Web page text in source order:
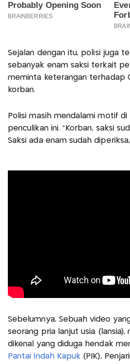
Sejalan dengan itu, polisi juga
sebanyak enam saksi terkait
meminta keterangan terhadap
korban.
Polisi masih mendalami motif
penculikan ini. "Korban, saksi
Saksi ada enam sudah
Sebelumnya, Sebuah video
seorang pria lanjut usia
dikenal yang diduga hendak
Pantai Indah Kapuk (PIK),